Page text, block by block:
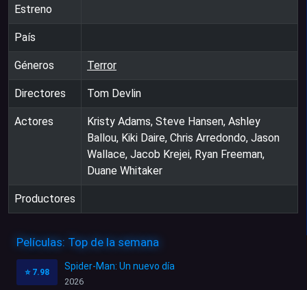
Estreno
País
Géneros Terror
Directores Tom Devlin
Actores
Kristy Adams, Steve Hansen, Ashley
Ballou, Kiki Daire, Chris Arredondo, Jason
Wallace, Jacob Krejei, Ryan Freeman,
Duane Whitaker
Productores
Películas: Top de la semana
⭐ 7.98
Spider-Man: Un nuevo día
2026